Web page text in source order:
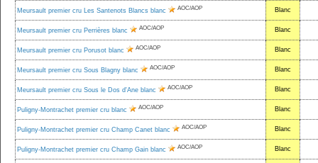
Meursault premier cru Les Santenots Blancs blanc AOC/AOP Blanc
Meursault premier cru Perrières blanc AOC/AOP Blanc
Meursault premier cru Porusot blanc AOC/AOP Blanc
Meursault premier cru Sous Blagny blanc AOC/AOP Blanc
Meursault premier cru Sous le Dos d'Ane blanc AOC/AOP Blanc
Puligny-Montrachet premier cru blanc AOC/AOP Blanc
Puligny-Montrachet premier cru Champ Canet blanc AOC/AOP Blanc
Puligny-Montrachet premier cru Champ Gain blanc AOC/AOP Blanc